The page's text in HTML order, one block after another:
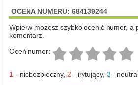
OCENA NUMERU: 684139244
Wpierw możesz szybko ocenić numer, a
komentarz.
Oceń numer:
1 - niebezpieczny, 2 - irytujący, 3 -